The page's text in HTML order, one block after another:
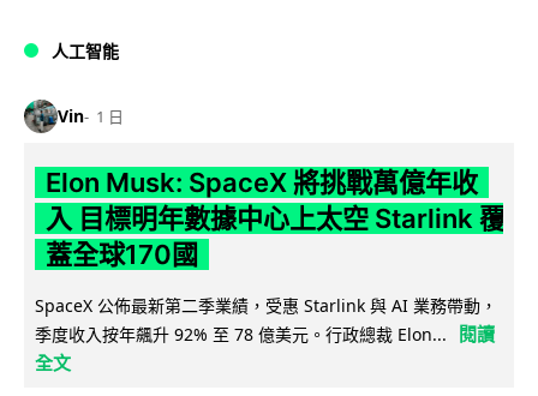
人工智能
Vin 1 日
Elon Musk: SpaceX 將挑戰萬億年收
入 目標明年數據中心上太空 Starlink 覆
蓋全球170國
SpaceX 公佈最新第二季業績，受惠 Starlink 與 AI 業務帶動，
季度收入按年飆升 92% 至 78 億美元。行政總裁 Elon...
閱讀
全文